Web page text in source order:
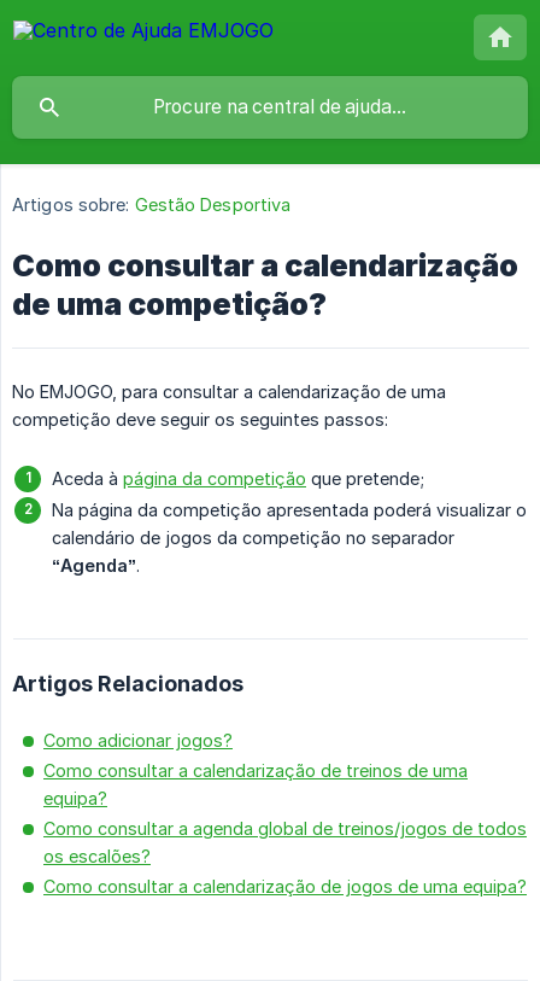
Artigos sobre: Gestão Desportiva
Como consultar a calendarização
de uma competição?
No EMJOGO, para consultar a calendarização de uma
competição deve seguir os seguintes passos:
Aceda à página da competição que pretende;
Na página da competição apresentada poderá visualizar o
calendário de jogos da competição no separador
“Agenda”.
Artigos Relacionados
Como adicionar jogos?
Como consultar a calendarização de treinos de uma
equipa?
Como consultar a agenda global de treinos/jogos de todos
os escalões?
Como consultar a calendarização de jogos de uma equipa?